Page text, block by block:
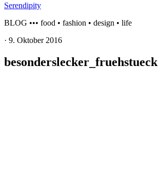
Serendipity
BLOG ••• food • fashion • design • life
· 9. Oktober 2016
besonderslecker_fruehstueck